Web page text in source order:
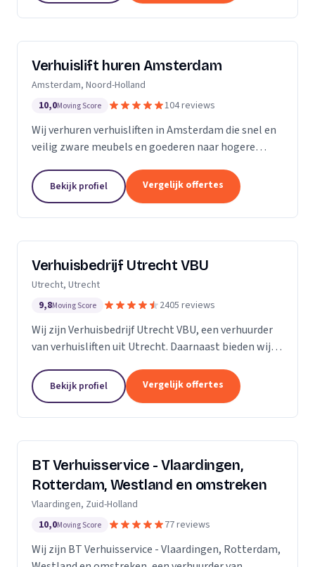
Verhuislift huren Amsterdam
Amsterdam, Noord-Holland
10,0Moving Score 104 reviews
Wij verhuren verhuisliften in Amsterdam die snel en
veilig zware meubels en goederen naar hogere
Bekijk profiel Vergelijk offertes
Verhuisbedrijf Utrecht VBU
Utrecht, Utrecht
9,8Moving Score 2405 reviews
Wij zijn Verhuisbedrijf Utrecht VBU, een verhuurder
van verhuisliften uit Utrecht. Daarnaast bieden wij
Bekijk profiel Vergelijk offertes
BT Verhuisservice - Vlaardingen,
Rotterdam, Westland en omstreken
Vlaardingen, Zuid-Holland
10,0Moving Score 77 reviews
Wij zijn BT Verhuisservice - Vlaardingen, Rotterdam,